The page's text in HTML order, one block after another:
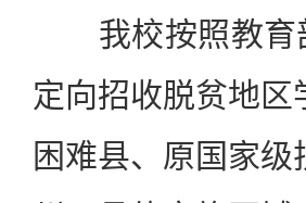
我校按照教育部
定向招收脱贫地
困难县、原国家